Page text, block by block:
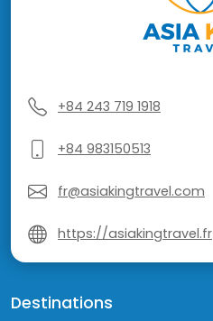
+84 243 719 1918
+84 983150513
fr@asiakingtravel.com
https://asiakingtravel.fr
Destinations